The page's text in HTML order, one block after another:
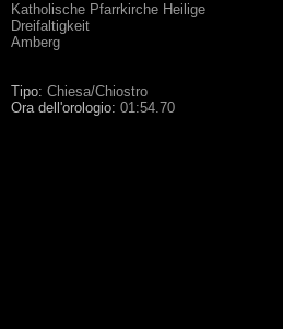
Katholische Pfarrkirche Heilige
Dreifaltigkeit
Amberg
Tipo: Chiesa/Chiostro
Ora dell'orologio: 01:54.70